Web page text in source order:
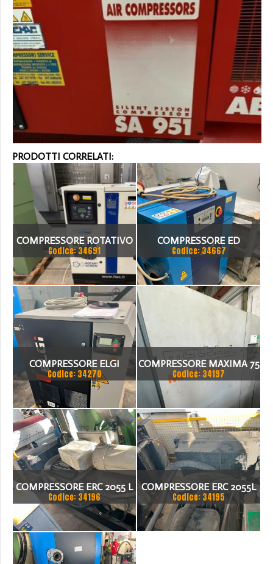
PRODOTTI CORRELATI:
COMPRESSORE ROTATIVO
SILENZIATO FIAC AIRBLOK
152BD
Codice: 34691
COMPRESSORE ED
ESSICATORE
Codice: 34667
COMPRESSORE ELGI
Codice: 34270
COMPRESSORE MAXIMA 75
Codice: 34197
COMPRESSORE ERC 2055 L
Codice: 34196
COMPRESSORE ERC 2055L
Codice: 34195